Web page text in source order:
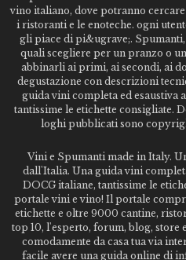
vino italiano, dove potranno
i ristoranti e le enoteche. ogni
gli piace di pi&ugrave;.
quali scegliere per un pranzo o
abbinarli ai primi, ai secondi, ai
degustazione con descrizioni
guida vini completa ed esaustiva
tantissime le etichette consigliate.
loghi pubblicati sono
Vini e Spumanti made in Italy.
dall'Italia. Una guida vini
DOCG italiane, tantissime le
portale vini e vino! Il portale
etichette e oltre 9000 cantine,
top 10, l'esperto, forum, blog,
comodamente da casa tua via
facile avere una guida online di